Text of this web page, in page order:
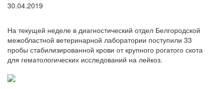
30.04.2019
На текущей неделе в диагностический отдел Белгородской
межобластной ветеринарной лаборатории поступили 33
пробы стабилизированной крови от крупного рогатого скота
для гематологических исследований на лейкоз.